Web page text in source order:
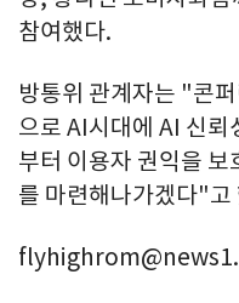
참여했다.
방통위 관계자는 "콘
으로 AI시대에 AI 신뢰
부터 이용자 권익을 보
를 마련해나가겠다"고